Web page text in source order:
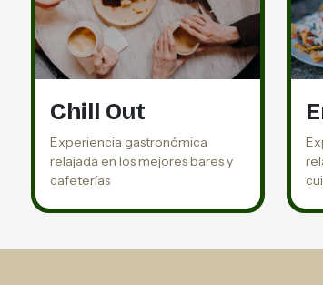
Chill Out
Experiencia gastronómica
relajada en los mejores bares y
cafeterías